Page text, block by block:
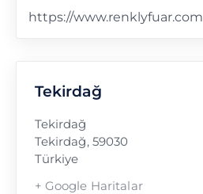
https://www.renklyfuar.com
Tekirdağ
Tekirdağ
Tekirdağ, 59030
Türkiye
+ Google Haritalar